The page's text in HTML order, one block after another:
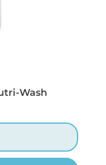
Wash